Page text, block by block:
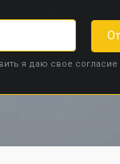
я даю свое согласие